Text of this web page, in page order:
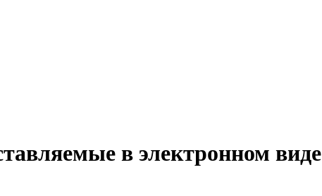
в электронном виде